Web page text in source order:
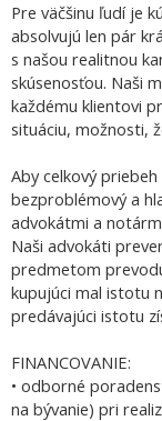
Pre väčšinu ľudí je
absolvujú len pár
s našou realitnou
skúsenosťou. Naši
každému klientovi
situáciu, možnosti,
Aby celkový
bezproblémový a
advokátmi a
Naši advokáti
predmetom
kupujúci mal istotu
predávajúci istotu
FINANCOVANIE:
• odborné
na bývanie) pri